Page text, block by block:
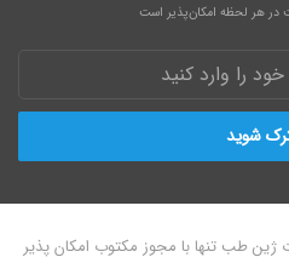
در هر لحظه امکان‌پذیر است
طب تنها با مجوز مکتوب امکان پذیر